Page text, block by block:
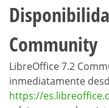
Community
LibreOffice 7.2
inmediatamente
https://